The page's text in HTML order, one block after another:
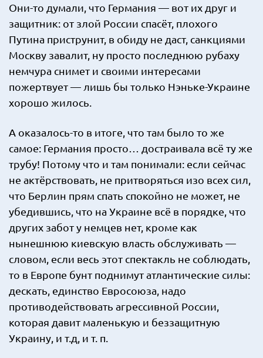
Они-то думали, что Германия — вот их друг и
защитник: от злой России спасёт, плохого
Путина приструнит, в обиду не даст, санкциями
Москву завалит, ну просто последнюю рубаху
немчура снимет и своими интересами
пожертвует — лишь бы только Нэньке-Украине
хорошо жилось.
А оказалось-то в итоге, что там было то же
самое: Германия просто… достраивала всё ту же
трубу! Потому что и там понимали: если сейчас
не актёрствовать, не притворяться изо всех сил,
что Берлин прям спать спокойно не может, не
убедившись, что на Украине всё в порядке, что
других забот у немцев нет, кроме как
нынешнюю киевскую власть обслуживать —
словом, если весь этот спектакль не соблюдать,
то в Европе бунт поднимут атлантические силы:
дескать, единство Евросоюза, надо
противодействовать агрессивной России,
которая давит маленькую и беззащитную
Украину, и т.д, и т. п.